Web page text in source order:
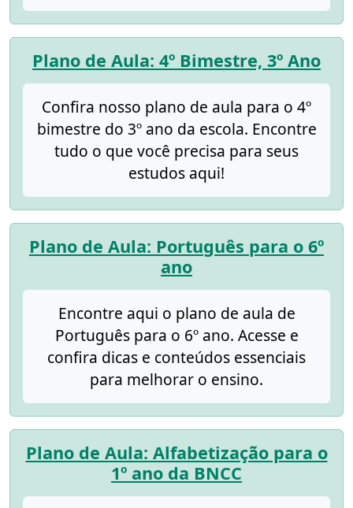
Plano de Aula: 4º Bimestre, 3º Ano
Confira nosso plano de aula para o 4º
bimestre do 3º ano da escola. Encontre
tudo o que você precisa para seus
estudos aqui!
Plano de Aula: Português para o 6º
ano
Encontre aqui o plano de aula de
Português para o 6º ano. Acesse e
confira dicas e conteúdos essenciais
para melhorar o ensino.
Plano de Aula: Alfabetização para o
1º ano da BNCC